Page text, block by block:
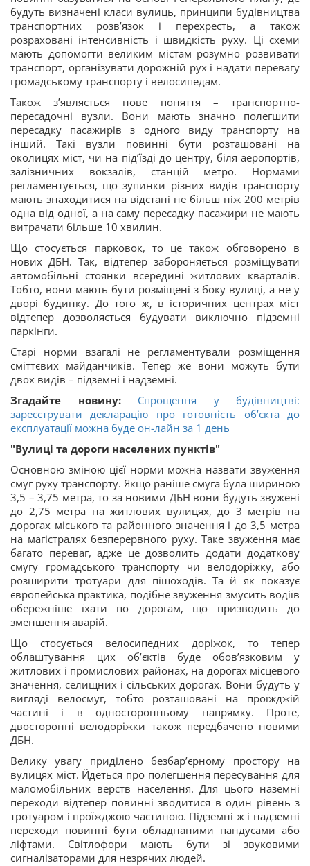
будуть визначені класи вулиць, принципи будівництва
транспортних розв’язок і перехресть, а також
розраховані інтенсивність і швидкість руху. Ці схеми
мають допомогти великим містам розумно розвивати
транспорт, організувати дорожній рух і надати перевагу
громадському транспорту і велосипедам.
Також з’являється нове поняття – транспортно-
пересадочні вузли. Вони мають значно полегшити
пересадку пасажирів з одного виду транспорту на
інший. Такі вузли повинні бути розташовані на
околицях міст, чи на під’їзді до центру, біля аеропортів,
залізничних вокзалів, станцій метро. Нормами
регламентується, що зупинки різних видів транспорту
мають знаходитися на відстані не більш ніж 200 метрів
одна від одної, а на саму пересадку пасажири не мають
витрачати більше 10 хвилин.
Що стосується парковок, то це також обговорено в
нових ДБН. Так, відтепер забороняється розміщувати
автомобільні стоянки всередині житлових кварталів.
Тобто, вони мають бути розміщені з боку вулиці, а не у
дворі будинку. До того ж, в історичних центрах міст
відтепер дозволяється будувати виключно підземні
паркінги.
Старі норми взагалі не регламентували розміщення
сміттєвих майданчиків. Тепер же вони можуть бути
двох видів – підземні і надземні.
Згадайте новину:
Спрощення у будівництві:
зареєструвати декларацію про готовність об’єкта до
експлуатації можна буде он-лайн за 1 день
"Вулиці та дороги населених пунктів"
Основною зміною цієї норми можна назвати звуження
смуг руху транспорту. Якщо раніше смуга була шириною
3,5 – 3,75 метра, то за новими ДБН вони будуть звужені
до 2,75 метра на житлових вулицях, до 3 метрів на
дорогах міського та районного значення і до 3,5 метра
на магістралях безперервного руху. Таке звуження має
багато переваг, адже це дозволить додати додаткову
смугу громадського транспорту чи велодоріжку, або
розширити тротуари для пішоходів. Та й як показує
європейська практика, подібне звуження змусить водіїв
обережніше їхати по дорогам, що призводить до
зменшення аварій.
Що стосується велосипедних доріжок, то тепер
облаштування цих об’єктів буде обов’язковим у
житлових і промислових районах, на дорогах місцевого
значення, селищних і сільських дорогах. Вони будуть у
вигляді велосмуг, тобто розташовані на проїжджій
частині і в односторонньому напрямку. Проте,
двосторонні велодоріжки також передбачено новими
ДБН.
Велику увагу приділено безбар’єрному простору на
вулицях міст. Йдеться про полегшення пересування для
маломобільних верств населення. Для цього наземні
переходи відтепер повинні зводитися в один рівень з
тротуаром і проїжджою частиною. Підземні ж і надземні
переходи повинні бути обладнаними пандусами або
ліфтами. Світлофори мають бути зі звуковими
сигналізаторами для незрячих людей.